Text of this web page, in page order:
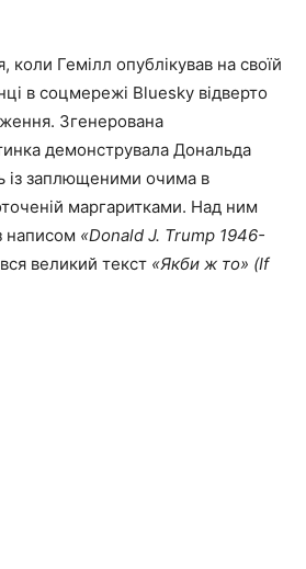
коли Гемілл опублікував на своїй
в соцмережі Bluesky відверто
Згенерована
демонструвала Дональда
із заплющеними очима в
маргаритками. Над ним
написом «Donald J. Trump 1946-
великий текст «Якби ж то» (If